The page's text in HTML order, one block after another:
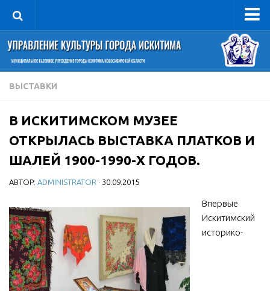
Управление
Руководитель
Сведения об организации
Книга почета культуры
Фотогалерея
Документы
Учредительные документы
Противодействие коррупции
Отчеты о деятельности
Учреждения культуры
МБУ Дом культуры «Молодость»
ВЫСТАВКИ
В ИСКИТИМСКОМ МУЗЕЕ
ОТКРЫЛАСЬ ВЫСТАВКА ПЛАТКОВ И
ШАЛЕЙ 1900-1990-Х ГОДОВ.
АВТОР: ADMINISTRATOR · 30.09.2015
Впервые
Искитимский
историко-